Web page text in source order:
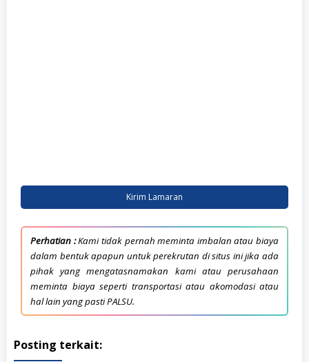
Kirim Lamaran
Perhatian :Kami tidak pernah meminta imbalan atau biaya
dalam bentuk apapun untuk perekrutan di situs ini jika ada
pihak yang mengatasnamakan kami atau perusahaan
meminta biaya seperti transportasi atau akomodasi atau
hal lain yang pasti PALSU.
Posting terkait: